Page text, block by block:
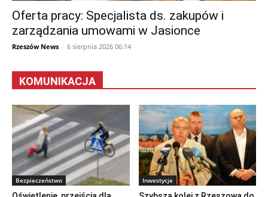
Oferta pracy: Specjalista ds. zakupów i
zarządzania umowami w Jasionce
Rzeszów News - 6 sierpnia 2026 06:14
KOMUNIKACJA
Bezpieczeństwo Inwestycje